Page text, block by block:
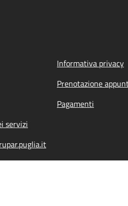
Informativa privacy
Prenotazione
Pagamenti
servizi